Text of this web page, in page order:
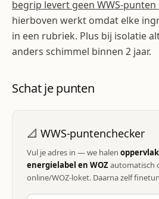
begrip levert geen WWS-punten
hierboven werkt omdat elke
in een rubriek. Plus bij isolatie
anders schimmel binnen 2 jaar.
Schat je punten
📐 WWS-puntenchecker
Vul je adres in — we halen
energielabel en WOZautomatisch
online/WOZ-loket. Daarna zelf